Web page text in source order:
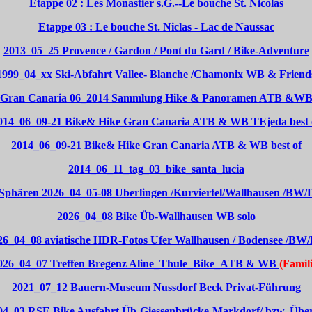
Etappe 02 : Les Monastier s.G.--Le bouche St. Nicolas
Etappe 03 : Le bouche St. Niclas - Lac de Naussac
2013_05_25 Provence / Gardon / Pont du Gard / Bike-Adventure
Ski-Abfahrt Vallee- Blanche /Chamonix WB &
Gran Canaria 06_2014 Sammlung Hike & Panoramen ATB &WB
21 Bike& Hike Gran Canaria ATB & WB TEjeda best
2014_06_09-21 Bike& Hike Gran Canaria ATB & WB best of
2014_06_11_tag_03_bike_santa_lucia
2026_04_05-08 Uberlingen /Kurviertel/Wallhausen /BW/
2026_04_08 Bike Üb-Wallhausen WB solo
aviatische HDR-Fotos Ufer Wallhausen / Bodensee /
Treffen Bregenz Aline_Thule_Bike_ATB & WB
2021_07_12 Bauern-Museum Nussdorf Beck Privat-Führung